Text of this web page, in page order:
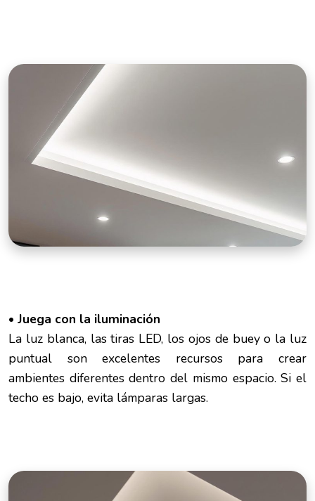
• Juega con la iluminación
La luz blanca, las tiras LED, los ojos de buey o la luz
puntual son excelentes recursos para crear
ambientes diferentes dentro del mismo espacio. Si el
techo es bajo, evita lámparas largas.